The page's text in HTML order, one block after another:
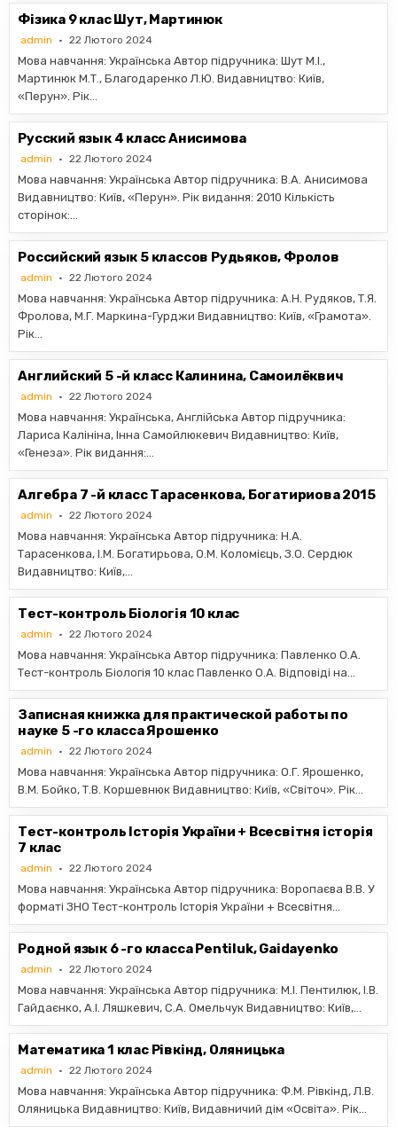
Фізика 9 клас Шут, Мартинюк
admin 22 Лютого 2024
Мова навчання: Українська Автор підручника: Шут М.І.,
Мартинюк М.Т., Благодаренко Л.Ю. Видавництво: Київ,
«Перун». Рік…
Русский язык 4 класс Анисимова
admin 22 Лютого 2024
Мова навчання: Українська Автор підручника: В.А. Анисимова
Видавництво: Київ, «Перун». Рік видання: 2010 Кількість
сторінок:…
Российский язык 5 классов Рудьяков, Фролов
admin 22 Лютого 2024
Мова навчання: Українська Автор підручника: А.Н. Рудяков, Т.Я.
Фролова, М.Г. Маркина-Гурджи Видавництво: Київ, «Грамота».
Рік…
Английский 5 -й класс Калинина, Самоилёквич
admin 22 Лютого 2024
Мова навчання: Українська, Англійська Автор підручника:
Лариса Калініна, Інна Самойлюкевич Видавництво: Київ,
«Генеза». Рік видання:…
Алгебра 7 -й класс Тарасенкова, Богатириова 2015
admin 22 Лютого 2024
Мова навчання: Українська Автор підручника: Н.А.
Тарасенкова, І.М. Богатирьова, О.М. Коломієць, З.О. Сердюк
Видавництво: Київ,…
Тест-контроль Біологія 10 клас
admin 22 Лютого 2024
Мова навчання: Українська Автор підручника: Павленко О.А.
Тест-контроль Біологія 10 клас Павленко О.А. Відповіді на…
Записная книжка для практической работы по
науке 5 -го класса Ярошенко
admin 22 Лютого 2024
Мова навчання: Українська Автор підручника: О.Г. Ярошенко,
В.М. Бойко, Т.В. Коршевнюк Видавництво: Київ, «Світоч». Рік…
Тест-контроль Історія України + Всесвітня історія
7 клас
admin 22 Лютого 2024
Мова навчання: Українська Автор підручника: Воропаєва В.В. У
форматі ЗНО Тест-контроль Історія України + Всесвітня…
Родной язык 6 -го класса Pentiluk, Gaidayenko
admin 22 Лютого 2024
Мова навчання: Українська Автор підручника: М.І. Пентилюк, І.В.
Гайдаєнко, А.І. Ляшкевич, С.А. Омельчук Видавництво: Київ,…
Математика 1 клас Рівкінд, Оляницька
admin 22 Лютого 2024
Мова навчання: Українська Автор підручника: Ф.М. Рівкінд, Л.В.
Оляницька Видавництво: Київ, Видавничий дiм «Освiта». Рік…